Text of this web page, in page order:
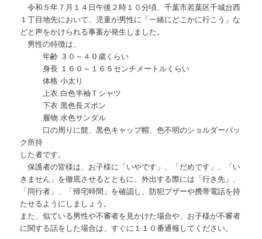
令和５年７月１４日午後２時１０分頃、千葉市若葉区千城台西
１丁目地先において、児童が男性に「一緒にどこかに行こう」な
どと声をかけられる事案が発生しました。
男性の特徴は、
年齢 ３０～４０歳くらい
身長 １６０～１６５センチメートルくらい
体格 小太り
上衣 白色半袖Ｔシャツ
下衣 黒色長ズボン
履物 水色サンダル
口の周りに髭、黒色キャップ帽、色不明のショルダーバッ
ク所持
した者です。
保護者の皆様は、お子様に「いやです」、「だめです」、「い
きません」を徹底させるとともに、外出する際には「行き先」、
「同行者」、「帰宅時間」を確認し、防犯ブザーや携帯電話を持
たせるようにしましょう。
また、似ている男性や不審者を見かけた場合や、お子様が不審者
に関する話をした場合は、すぐに１１０番通報してください。